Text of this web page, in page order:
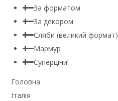
За форматом
За декором
Сляби (великий формат)
Мармур
Суперціни!
Головна
Італія